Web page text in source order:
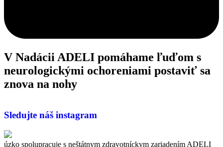
V Nadácii ADELI pomáhame ľuďom s
neurologickými ochoreniami postaviť sa
znova na nohy
Sledujte náš instagram
úzko spolupracuje s neštátnym zdravotníckym zariadením ADELI